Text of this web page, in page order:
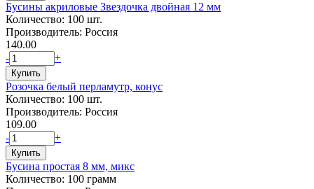
Бусины акриловые Звездочка двойная 12 мм
Количество: 100 шт.
Производитель: Россия
140.00
-
+
Розочка белый перламутр, конус
Количество: 100 шт.
Производитель: Россия
109.00
-
+
Бусина простая 8 мм, микс
Количество: 100 грамм